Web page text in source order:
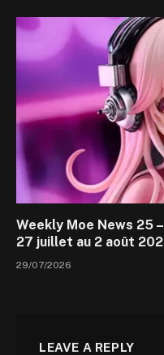
Weekly Moe News 25
27 juillet au 2 août
29/07/2026
LEAVE A REPLY